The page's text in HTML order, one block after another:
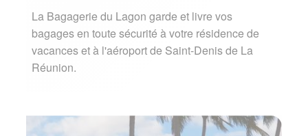
La Bagagerie du Lagon garde et livre vos
bagages en toute sécurité à votre résidence de
vacances et à l'aéroport de Saint-Denis de La
Réunion.